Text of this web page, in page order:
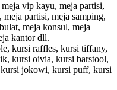
vip kayu, meja partisi,
meja partisi, meja samping,
meja konsul, meja
kantor dll.
kursi raffles, kursi tiffany,
kursi oivia, kursi barstool,
jokowi, kursi puff, kursi